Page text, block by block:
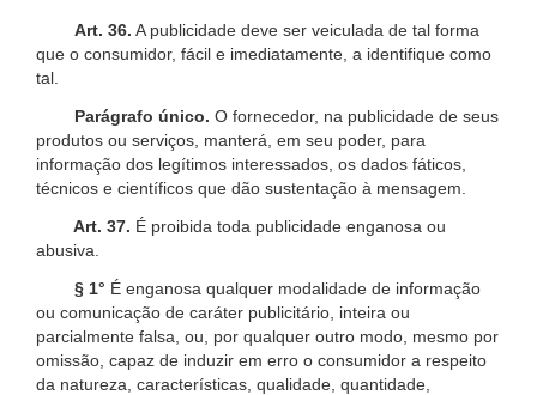
Art. 36. A publicidade deve ser veiculada de tal forma
que o consumidor, fácil e imediatamente, a identifique como
tal.
Parágrafo único. O fornecedor, na publicidade de seus
produtos ou serviços, manterá, em seu poder, para
informação dos legítimos interessados, os dados fáticos,
técnicos e científicos que dão sustentação à mensagem.
Art. 37. É proibida toda publicidade enganosa ou
abusiva.
§ 1° É enganosa qualquer modalidade de informação
ou comunicação de caráter publicitário, inteira ou
parcialmente falsa, ou, por qualquer outro modo, mesmo por
omissão, capaz de induzir em erro o consumidor a respeito
da natureza, características, qualidade, quantidade,